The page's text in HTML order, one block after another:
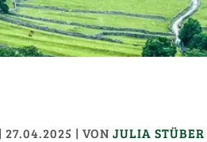
| 27.04.2025 | VONJULIA STÜBER